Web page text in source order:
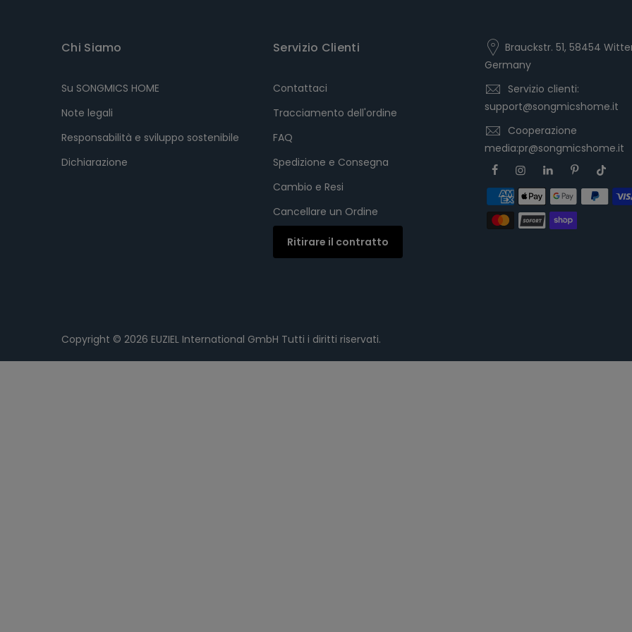
Chi Siamo
Su SONGMICS HOME
Note legali
Responsabilità e sviluppo sostenibile
Dichiarazione
Servizio Clienti
Contattaci
Tracciamento dell'ordine
FAQ
Spedizione e Consegna
Cambio e Resi
Cancellare un Ordine
Ritirare il contratto
Brauckstr. 51, 58454
Germany
Servizio clienti:
support@songmicshome.it
Cooperazione
media:pr@songmicshome.it
Copyright © 2026 EUZIEL International GmbH Tutti i diritti riservati.